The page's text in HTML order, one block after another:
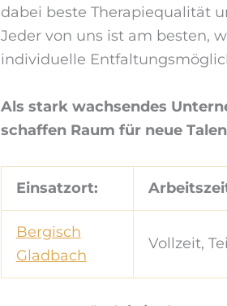
dabei beste Therapiequalität
Jeder von uns ist am besten,
individuelle
Als stark wachsendes
schaffen Raum für neue
Einsatzort:
Bergisch
Gladbach
Vollzeit,